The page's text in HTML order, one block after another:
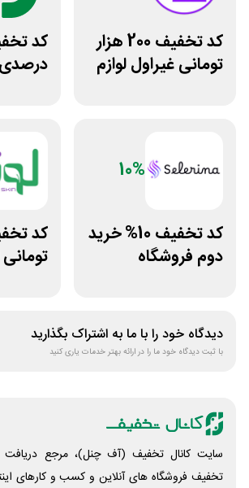
کد تخفیف 200 هزار
تومانی غیراول لوازم
درصدی
10%
کد تخفیف 10% خرید
دوم فروشگاه
دیدگاه خود را با ما به اشتراک بگذارید
با ثبت دیدگاه خود ما را در ارائه بهتر خدمات یاری کنید
سایت کانال تخفیف (آف چنل)، مرجع دریافت
تخفیف فروشگاه های آنلاین و کسب و‌ کارهای